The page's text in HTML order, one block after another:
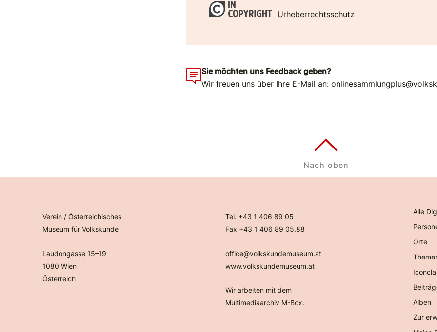
Urheberrechtsschutz
Sie möchten uns Feedback geben?
Wir freuen uns über Ihre E-Mail an:
Verein / Österreichisches
Museum für Volkskunde
Laudongasse 15–19
1080 Wien
Österreich
Tel. +43 1 406 89 05
Fax +43 1 406 89 05.88
office@volkskundemuseum.at
www.volkskundemuseum.at
Wir arbeiten mit dem
Multimediaarchiv M-Box.
Alle
Orte
Alben
Zur
Nach oben